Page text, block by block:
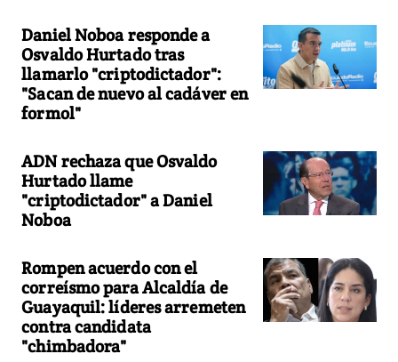
Daniel Noboa responde a
Osvaldo Hurtado tras
llamarlo "criptodictador":
"Sacan de nuevo al cadáver en
formol"
ADN rechaza que Osvaldo
Hurtado llame
"criptodictador" a Daniel
Noboa
Rompen acuerdo con el
correísmo para Alcaldía de
Guayaquil: líderes arremeten
contra candidata
"chimbadora"